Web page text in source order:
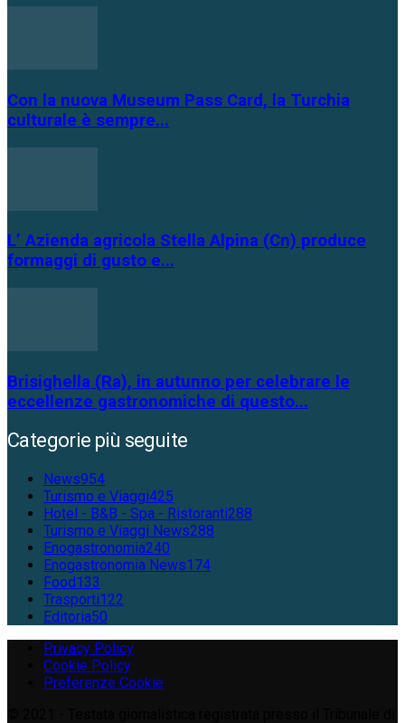
Con la nuova Museum Pass Card, la Turchia
culturale è sempre...
L’ Azienda agricola Stella Alpina (Cn) produce
formaggi di gusto e...
Brisighella (Ra), in autunno per celebrare le
eccellenze gastronomiche di questo...
Categorie più seguite
News954
Turismo e Viaggi425
Hotel - B&B - Spa - Ristoranti288
Turismo e Viaggi News288
Enogastronomia240
Enogastronomia News174
Food133
Trasporti122
Editoria50
Privacy Policy
Cookie Policy
Preferenze Cookie